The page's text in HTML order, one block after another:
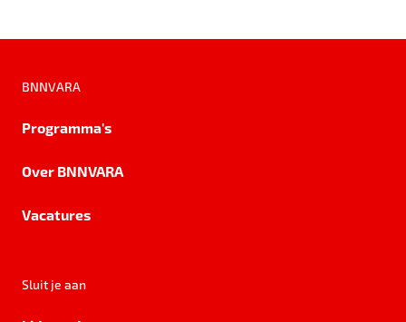
BNNVARA
Programma's
Over BNNVARA
Vacatures
Sluit je aan